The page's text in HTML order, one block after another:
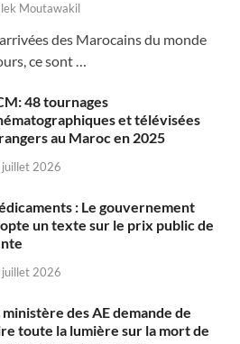
Moutawakil
des Marocains du monde
ce sont …
48 tournages
et télévisées
au Maroc en 2025
juillet 2026
: Le gouvernement
un texte sur le prix public de
juillet 2026
ministère des AE demande de
toute la lumière sur la mort de